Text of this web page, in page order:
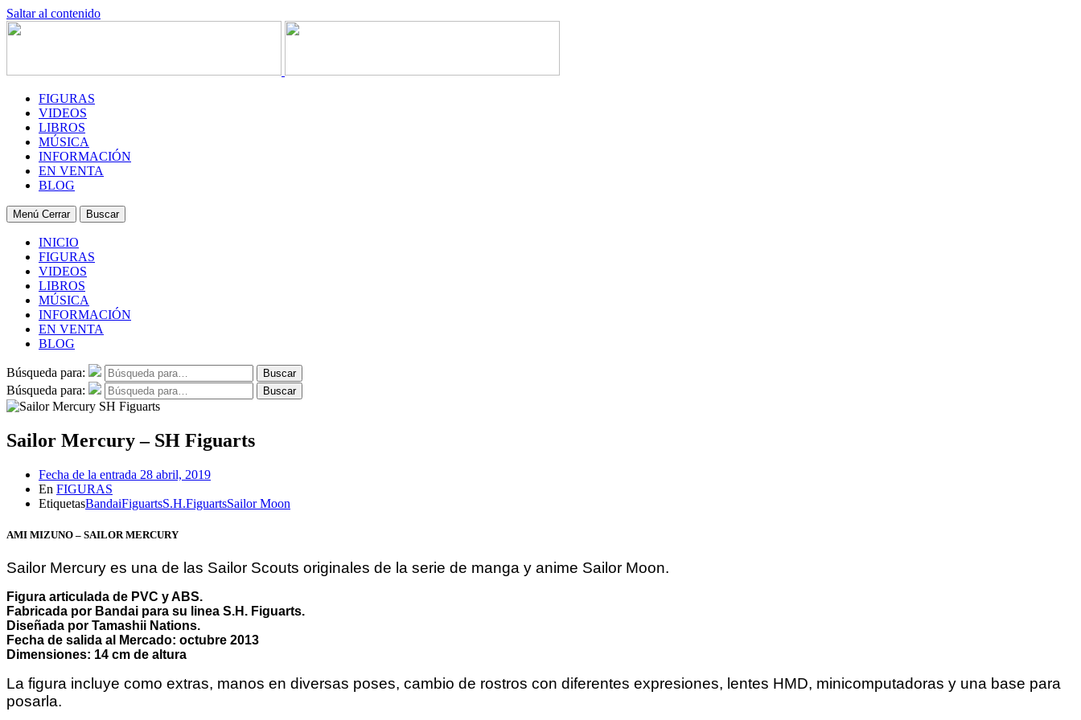
Saltar al contenido
FIGURAS
VIDEOS
LIBROS
MÚSICA
INFORMACIÓN
EN VENTA
BLOG
Menú Cerrar Buscar
INICIO
FIGURAS
VIDEOS
LIBROS
MÚSICA
INFORMACIÓN
EN VENTA
BLOG
Búsqueda para: Buscar
Búsqueda para: Buscar
Sailor Mercury – SH Figuarts
Fecha de la entrada 28 abril, 2019
En FIGURAS
EtiquetasBandaiFiguartsS.H.FiguartsSailor Moon
AMI MIZUNO – SAILOR MERCURY
Sailor Mercury es una de las Sailor Scouts originales de la serie de manga y anime Sailor Moon.
Figura articulada de PVC y ABS.
Fabricada por Bandai para su linea S.H. Figuarts.
Diseñada por Tamashii Nations.
Fecha de salida al Mercado: octubre 2013
Dimensiones: 14 cm de altura
La figura incluye como extras, manos en diversas poses, cambio de rostros con diferentes expresiones, lentes HMD, minicomputadoras y una base para
posarla.